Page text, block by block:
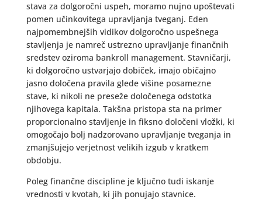
stava za dolgoročni uspeh, moramo nujno upoštevati
pomen učinkovitega upravljanja tveganj. Eden
najpomembnejših vidikov dolgoročno uspešnega
stavljenja je namreč ustrezno upravljanje finančnih
sredstev oziroma bankroll management. Stavničarji,
ki dolgoročno ustvarjajo dobiček, imajo običajno
jasno določena pravila glede višine posamezne
stave, ki nikoli ne preseže določenega odstotka
njihovega kapitala. Takšna pristopa sta na primer
proporcionalno stavljenje in fiksno določeni vložki, ki
omogočajo bolj nadzorovano upravljanje tveganja in
zmanjšujejo verjetnost velikih izgub v kratkem
obdobju.
Poleg finančne discipline je ključno tudi iskanje
vrednosti v kvotah, ki jih ponujajo stavnice.